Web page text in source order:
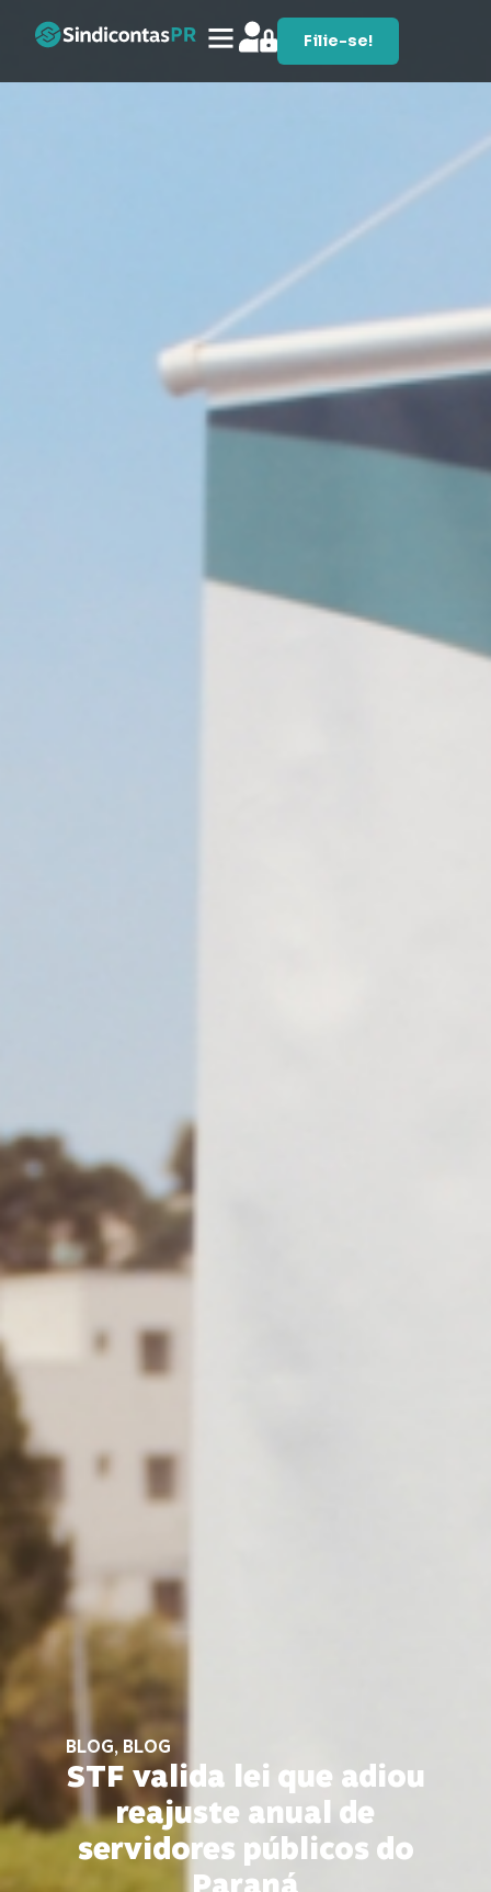
Filie-se!
BLOG,BLOG
STF valida lei que adiou
reajuste anual de
servidores públicos do